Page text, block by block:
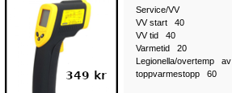
Service/VV
VV start 40
VV tid 40
Varmetid 20
Legionella/overtemp av
toppvarmestopp 60